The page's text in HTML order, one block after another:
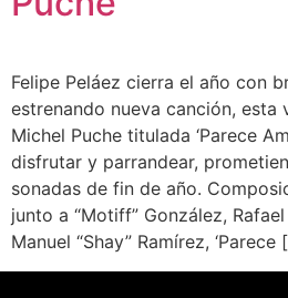
Felipe Peláez cierra el año con
estrenando nueva canción, esta
Michel Puche titulada ‘Parece
disfrutar y parrandear,
sonadas de fin de año.
junto a “Motiff” González,
Manuel “Shay” Ramírez, ‘Parece